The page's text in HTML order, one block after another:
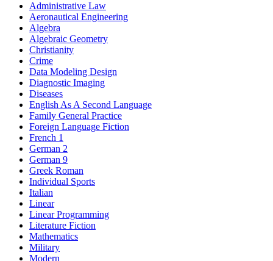
Administrative Law
Aeronautical Engineering
Algebra
Algebraic Geometry
Christianity
Crime
Data Modeling Design
Diagnostic Imaging
Diseases
English As A Second Language
Family General Practice
Foreign Language Fiction
French 1
German 2
German 9
Greek Roman
Individual Sports
Italian
Linear
Linear Programming
Literature Fiction
Mathematics
Military
Modern